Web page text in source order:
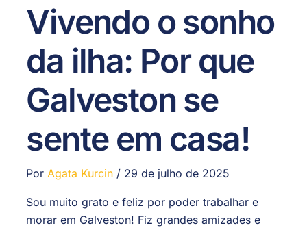
Vivendo o sonho
da ilha: Por que
Galveston se
sente em casa!
PorAgata Kurcin / 29 de julho de 2025
Sou muito grato e feliz por poder trabalhar e
morar em Galveston! Fiz grandes amizades e